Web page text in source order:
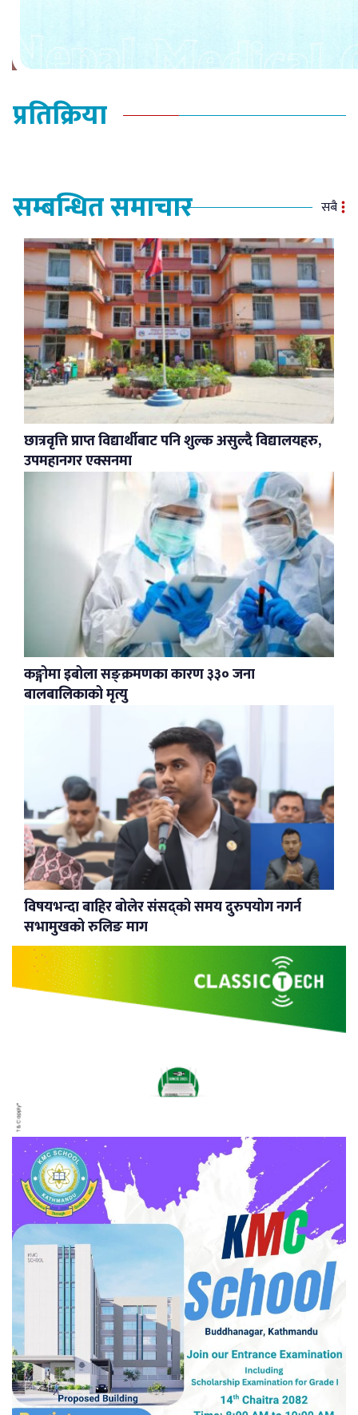
प्रतिक्रिया
सम्बन्धित समाचार सबै
छात्रवृत्ति प्राप्त विद्यार्थीबाट पनि शुल्क असुल्दै विद्यालयहरु,
उपमहानगर एक्सनमा
कङ्गोमा इबोला सङ्क्रमणका कारण ३३० जना
बालबालिकाको मृत्यु
विषयभन्दा बाहिर बोलेर संसद्को समय दुरुपयोग नगर्न
सभामुखको रुलिङ माग